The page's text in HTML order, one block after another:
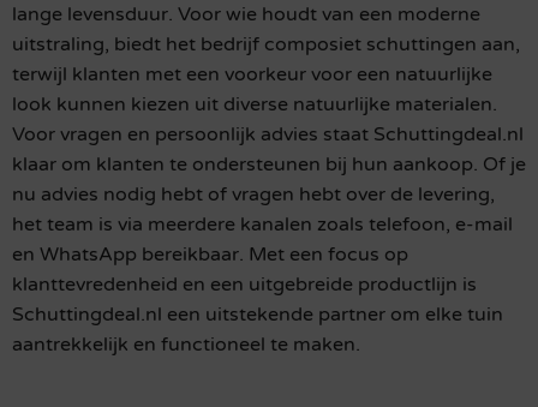
lange levensduur. Voor wie houdt van een moderne
uitstraling, biedt het bedrijf composiet schuttingen aan,
terwijl klanten met een voorkeur voor een natuurlijke
look kunnen kiezen uit diverse natuurlijke materialen.
Voor vragen en persoonlijk advies staat Schuttingdeal.nl
klaar om klanten te ondersteunen bij hun aankoop. Of je
nu advies nodig hebt of vragen hebt over de levering,
het team is via meerdere kanalen zoals telefoon, e-mail
en WhatsApp bereikbaar. Met een focus op
klanttevredenheid en een uitgebreide productlijn is
Schuttingdeal.nl een uitstekende partner om elke tuin
aantrekkelijk en functioneel te maken.